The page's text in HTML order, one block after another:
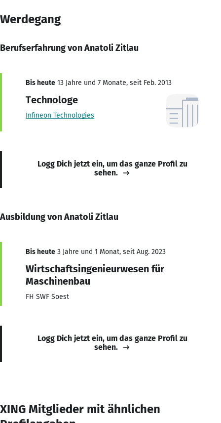
Werdegang
Berufserfahrung von Anatoli Zitlau
Bis heute 13 Jahre und 7 Monate, seit Feb. 2013
Technologe
Infineon Technologies
Logg Dich jetzt ein, um das ganze Profil zu
sehen.
Ausbildung von Anatoli Zitlau
Bis heute 3 Jahre und 1 Monat, seit Aug. 2023
Wirtschaftsingenieurwesen für
Maschinenbau
FH SWF Soest
Logg Dich jetzt ein, um das ganze Profil zu
sehen.
XING Mitglieder mit ähnlichen